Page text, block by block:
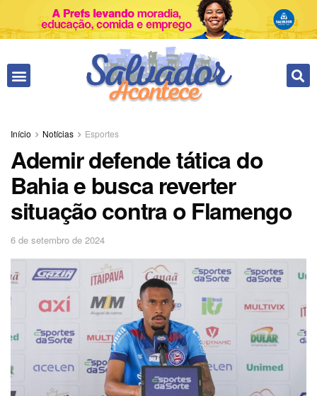
Início Notícias Esportes
Ademir defende tática do
Bahia e busca reverter
situação contra o Flamengo
6 de setembro de 2024